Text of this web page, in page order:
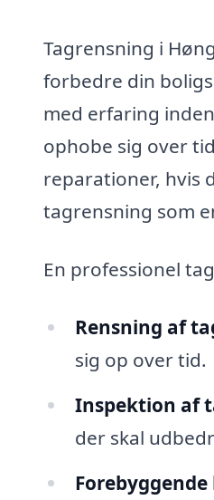
Tagrensning i
forbedre din
med erfaring
ophobe sig over
reparationer, hvis
tagrensning som
En professionel
Rensning af
sig op over tid.
Inspektion af
der skal